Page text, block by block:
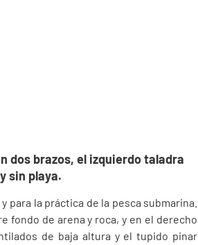
dos brazos, el izquierdo taladra
sin playa.
la práctica de la pesca submarina.
fondo de arena y roca, y en el derecho
de baja altura y el tupido pinar